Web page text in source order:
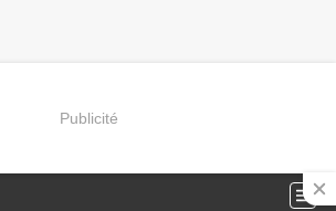
Publicité